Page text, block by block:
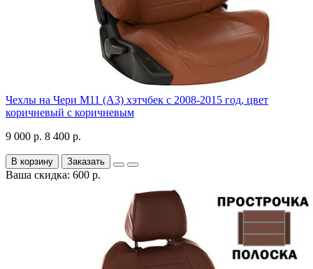
Чехлы на Чери М11 (А3) хэтчбек с 2008-2015 год, цвет
коричневый с коричневым
9 000 р. 8 400 р.
В корзину Заказать
Ваша скидка: 600 р.